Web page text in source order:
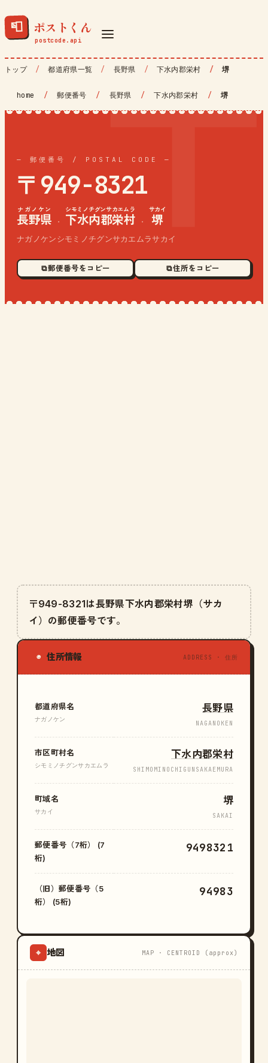
📮 ポストくん
トップ 都道府県一覧 長野県 下水内郡栄村 堺
home / 郵便番号 / 長野県 / 下水内郡栄村 / 堺
— 郵便番号 / POSTAL CODE —
〒949-8321
長野県
ナガノケン
· 下水内郡栄村
シモミノチグンサカエムラ
· 堺
サカイ
ナガノケンシモミノチグンサカエムラサカイ
⧉ 郵便番号をコピー ⧉ 住所をコピー
〒949-8321は長野県下水内郡栄村堺（サカ
イ）の郵便番号です。
◉ 住所情報 ADDRESS · 住所
都道府県名
ナガノケン
長野県
NAGANOKEN
市区町村名
シモミノチグンサカエムラ
下水内郡栄村
SHIMOMINOCHIGUNSAKAEMURA
町域名
サカイ
堺
SAKAI
郵便番号（7桁） (7
桁)
9498321
（旧）郵便番号（5
桁） (5桁)
94983
⌖ 地図 MAP · CENTROID (approx)